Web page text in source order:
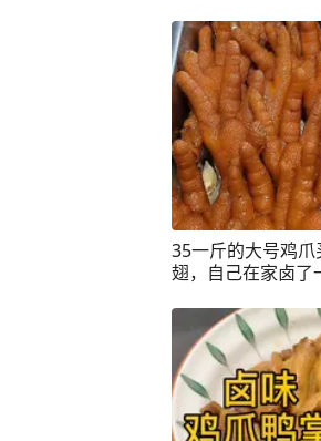
35一斤的大号鸡
翅，自己在家卤了